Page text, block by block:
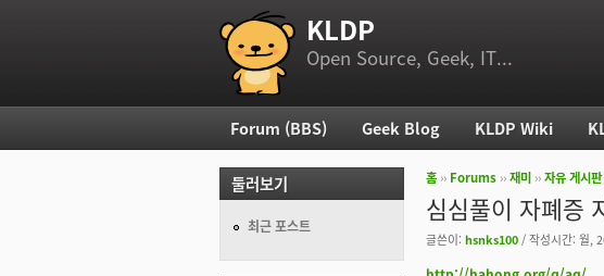
부 메뉴 KLDP
Open Source, Geek, IT...
현재 위치
홈 ›› Forums ››재미 ››자유 게시판
심심풀이 자폐증
글쓴이: hsnks100 / 작성시간: 월,
주 메뉴
Forum (BBS) Geek Blog KLDP Wiki
둘러보기
최근 포스트